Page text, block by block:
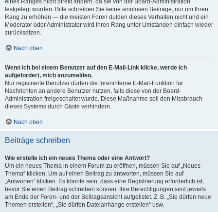
eines Ranges nicht direkt ändern, da sie von der Board-Administration
festgelegt wurden. Bitte schreiben Sie keine sinnlosen Beiträge, nur um Ihren
Rang zu erhöhen — die meisten Foren dulden dieses Verhalten nicht und ein
Moderator oder Administrator wird Ihren Rang unter Umständen einfach wieder
zurücksetzen.
Nach oben
Wenn ich bei einem Benutzer auf den E-Mail-Link klicke, werde ich
aufgefordert, mich anzumelden.
Nur registrierte Benutzer dürfen die foreninterne E-Mail-Funktion für
Nachrichten an andere Benutzer nutzen, falls diese von der Board-
Administration freigeschaltet wurde. Diese Maßnahme soll den Missbrauch
dieses Systems durch Gäste verhindern.
Nach oben
Beiträge schreiben
Wie erstelle ich ein neues Thema oder eine Antwort?
Um ein neues Thema in einem Forum zu eröffnen, müssen Sie auf „Neues
Thema“ klicken. Um auf einen Beitrag zu antworten, müssen Sie auf
„Antworten“ klicken. Es könnte sein, dass eine Registrierung erforderlich ist,
bevor Sie einen Beitrag schreiben können. Ihre Berechtigungen sind jeweils
am Ende der Foren- und der Beitragsansicht aufgelistet. Z. B. „Sie dürfen neue
Themen erstellen“, „Sie dürfen Dateianhänge erstellen“ usw.